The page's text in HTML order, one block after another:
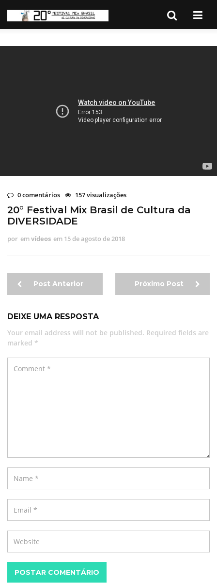
0 comentários 157 visualizações
20° Festival Mix Brasil de Cultura da
DIVERSIDADE
por emvídeos em 15 de agosto de 2018
Post Anterior Próximo Post
DEIXE UMA RESPOSTA
Your email address will not be published. Required fields are
marked *
POSTAR COMENTÁRIO